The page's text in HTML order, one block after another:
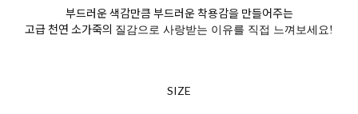
부드러운 색감만큼 부드러운 착용감을 만들어주는
고급 천연 소가죽의 질감으로 사랑받는 이유를 직접 느껴보세요!
SIZE